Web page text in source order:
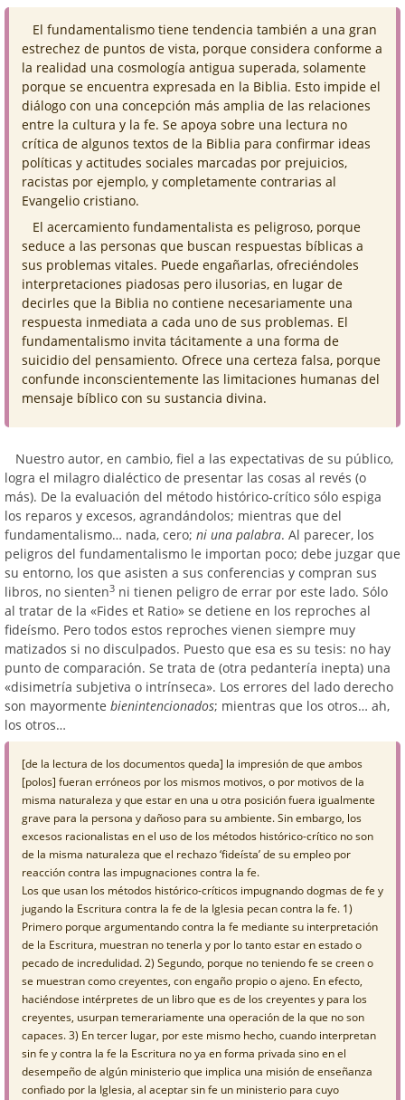
El fundamentalismo tiene tendencia también a una gran
estrechez de puntos de vista, porque considera conforme a
la realidad una cosmología antigua superada, solamente
porque se encuentra expresada en la Biblia. Esto impide el
diálogo con una concepción más amplia de las relaciones
entre la cultura y la fe. Se apoya sobre una lectura no
crítica de algunos textos de la Biblia para confirmar ideas
políticas y actitudes sociales marcadas por prejuicios,
racistas por ejemplo, y completamente contrarias al
Evangelio cristiano.
El acercamiento fundamentalista es peligroso, porque
seduce a las personas que buscan respuestas bíblicas a
sus problemas vitales. Puede engañarlas, ofreciéndoles
interpretaciones piadosas pero ilusorias, en lugar de
decirles que la Biblia no contiene necesariamente una
respuesta inmediata a cada uno de sus problemas. El
fundamentalismo invita tácitamente a una forma de
suicidio del pensamiento. Ofrece una certeza falsa, porque
confunde inconscientemente las limitaciones humanas del
mensaje bíblico con su sustancia divina.
Nuestro autor, en cambio, fiel a las expectativas de su público,
logra el milagro dialéctico de presentar las cosas al revés (o
más). De la evaluación del método histórico-crítico sólo espiga
los reparos y excesos, agrandándolos; mientras que del
fundamentalismo… nada, cero; ni una palabra. Al parecer, los
peligros del fundamentalismo le importan poco; debe juzgar que
su entorno, los que asisten a sus conferencias y compran sus
libros, no sienten3 ni tienen peligro de errar por este lado. Sólo
al tratar de la «Fides et Ratio» se detiene en los reproches al
fideísmo. Pero todos estos reproches vienen siempre muy
matizados si no disculpados. Puesto que esa es su tesis: no hay
punto de comparación. Se trata de (otra pedantería inepta) una
«disimetría subjetiva o intrínseca». Los errores del lado derecho
son mayormente bienintencionados; mientras que los otros… ah,
los otros…
[de la lectura de los documentos queda] la impresión de que ambos
[polos] fueran erróneos por los mismos motivos, o por motivos de la
misma naturaleza y que estar en una u otra posición fuera igualmente
grave para la persona y dañoso para su ambiente. Sin embargo, los
excesos racionalistas en el uso de los métodos histórico-crítico no son
de la misma naturaleza que el rechazo ‘fideísta’ de su empleo por
reacción contra las impugnaciones contra la fe.
Los que usan los métodos histórico-críticos impugnando dogmas de fe y
jugando la Escritura contra la fe de la Iglesia pecan contra la fe. 1)
Primero porque argumentando contra la fe mediante su interpretación
de la Escritura, muestran no tenerla y por lo tanto estar en estado o
pecado de incredulidad. 2) Segundo, porque no teniendo fe se creen o
se muestran como creyentes, con engaño propio o ajeno. En efecto,
haciéndose intérpretes de un libro que es de los creyentes y para los
creyentes, usurpan temerariamente una operación de la que no son
capaces. 3) En tercer lugar, por este mismo hecho, cuando interpretan
sin fe y contra la fe la Escritura no ya en forma privada sino en el
desempeño de algún ministerio que implica una misión de enseñanza
confiado por la Iglesia, al aceptar sin fe un ministerio para cuyo